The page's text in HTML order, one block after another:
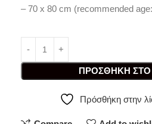
– 70 x 80 cm (recommended
ΠΡΟΣΘΉΚΗ ΣΤΟ
Πρόσθήκη στην